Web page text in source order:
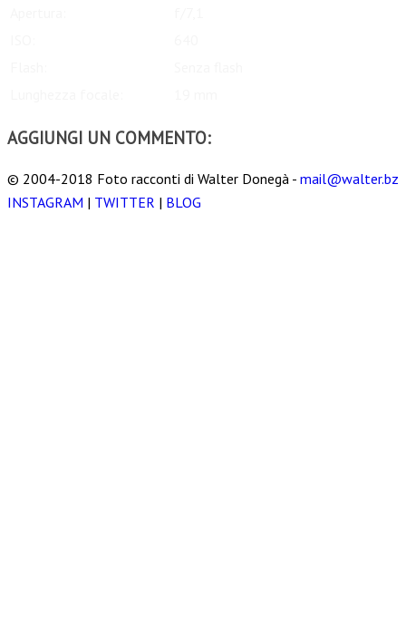
AGGIUNGI UN COMMENTO:
© 2004-2018 Foto racconti di Walter Donegà - mail@walter.bz
INSTAGRAM | TWITTER | BLOG